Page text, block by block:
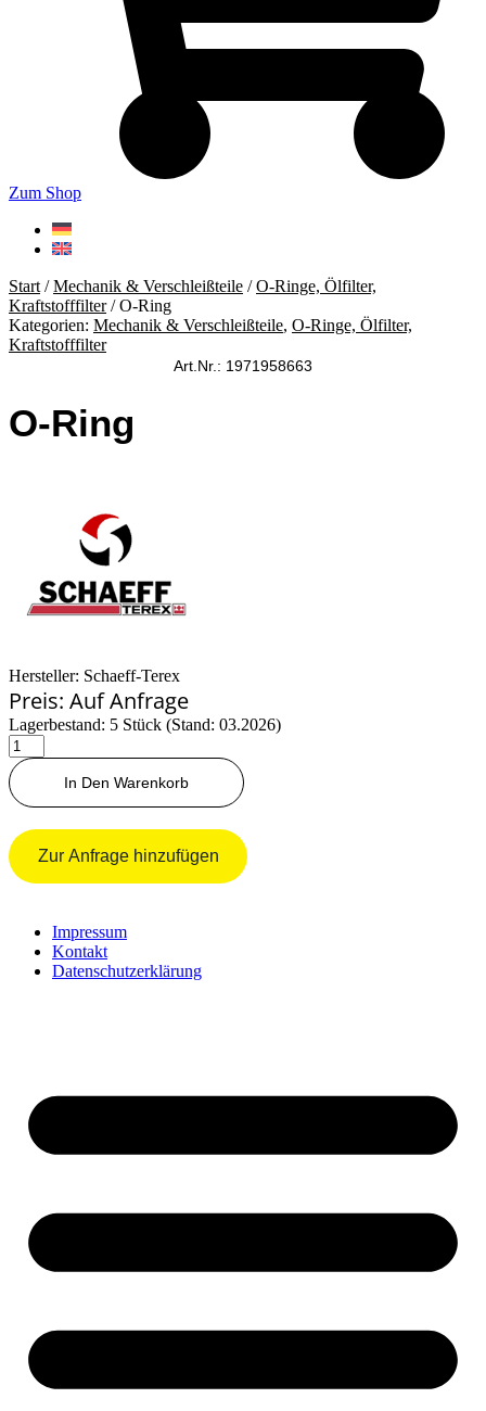
Zum Shop
Start /Mechanik & Verschleißteile /O-Ringe, Ölfilter,
Kraftstofffilter/ O-Ring
Kategorien: Mechanik & Verschleißteile, O-Ringe, Ölfilter,
Kraftstofffilter
Art.Nr.: 1971958663
O-Ring
Hersteller: Schaeff-Terex
Preis: Auf Anfrage
Lagerbestand: 5 Stück (Stand: 03.2026)
O-
Ring
Menge
In Den Warenkorb
Zur Anfrage hinzufügen
Impressum
Kontakt
Datenschutzerklärung